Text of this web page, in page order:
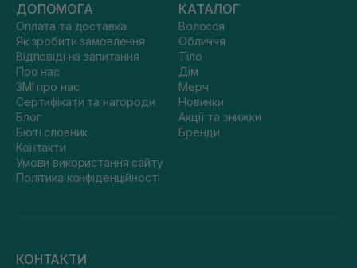
ДОПОМОГА
Оплата та доставка
Як зробити замовлення
Відповіді на запитання
Про нас
ЗМІ про нас
Сертифікати та нагороди
Блог
Бюті словник
Контакти
Умови використання сайту
Політика конфіденційності
КАТАЛОГ
Волосся
Обличчя
Тіло
Дім
Мерч
Новинки
Акції та знижки
Бренди
КОНТАКТИ